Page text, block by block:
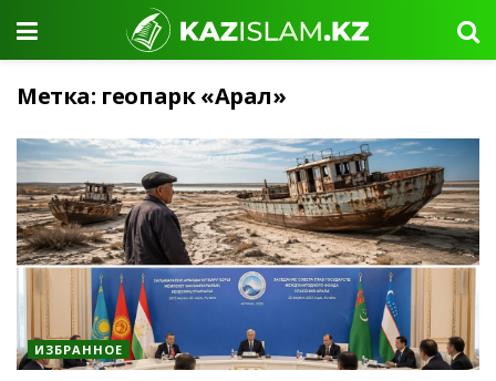
Метка: геопарк «Арал»
ИЗБРАННОЕ